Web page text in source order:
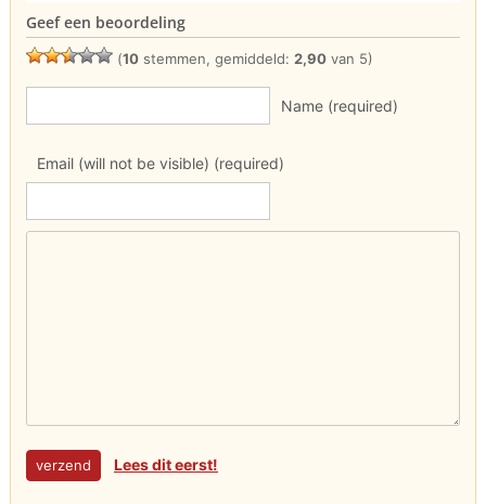
Geef een beoordeling
(10 stemmen, gemiddeld: 2,90 van 5)
Name (required)
Email (will not be visible) (required)
Lees dit eerst!